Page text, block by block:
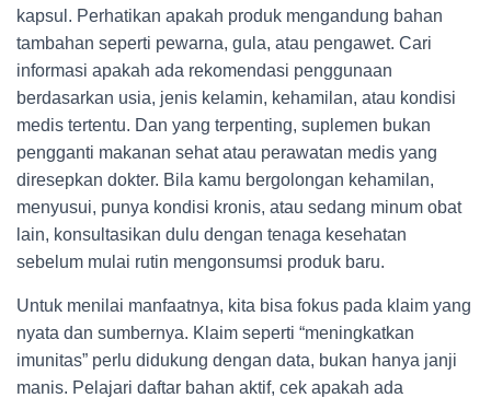
kapsul. Perhatikan apakah produk mengandung bahan
tambahan seperti pewarna, gula, atau pengawet. Cari
informasi apakah ada rekomendasi penggunaan
berdasarkan usia, jenis kelamin, kehamilan, atau kondisi
medis tertentu. Dan yang terpenting, suplemen bukan
pengganti makanan sehat atau perawatan medis yang
diresepkan dokter. Bila kamu bergolongan kehamilan,
menyusui, punya kondisi kronis, atau sedang minum obat
lain, konsultasikan dulu dengan tenaga kesehatan
sebelum mulai rutin mengonsumsi produk baru.
Untuk menilai manfaatnya, kita bisa fokus pada klaim yang
nyata dan sumbernya. Klaim seperti “meningkatkan
imunitas” perlu didukung dengan data, bukan hanya janji
manis. Pelajari daftar bahan aktif, cek apakah ada